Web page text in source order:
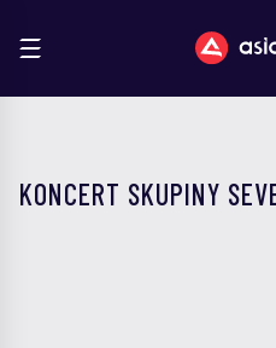
KONCERT SKUPINY